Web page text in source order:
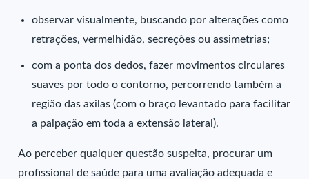
observar visualmente, buscando por alterações como
retrações, vermelhidão, secreções ou assimetrias;
com a ponta dos dedos, fazer movimentos circulares
suaves por todo o contorno, percorrendo também a
região das axilas (com o braço levantado para facilitar
a palpação em toda a extensão lateral).
Ao perceber qualquer questão suspeita, procurar um
profissional de saúde para uma avaliação adequada e